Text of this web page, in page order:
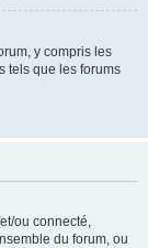
y compris les
tels que les forums
ou connecté,
du forum, ou